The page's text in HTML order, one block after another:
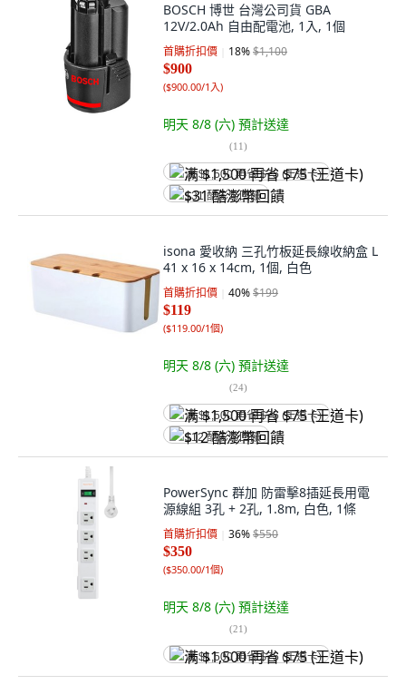
BOSCH 博世 台灣公司貨 GBA
12V/2.0Ah 自由配電池, 1入, 1個
首購折扣價 18%$1,100
$900
($900.00/1入)
明天 8/8 (六) 預計送達
(11)
满 $1,500 再省 $75 (王道卡)
$31 酷澎幣回饋
isona 愛收納 三孔竹板延長線收納盒 L
41 x 16 x 14cm, 1個, 白色
首購折扣價 40%$199
$119
($119.00/1個)
明天 8/8 (六) 預計送達
(24)
满 $1,500 再省 $75 (王道卡)
$12 酷澎幣回饋
PowerSync 群加 防雷擊8插延長用電
源線組 3孔 + 2孔, 1.8m, 白色, 1條
首購折扣價 36%$550
$350
($350.00/1個)
明天 8/8 (六) 預計送達
(21)
满 $1,500 再省 $75 (王道卡)